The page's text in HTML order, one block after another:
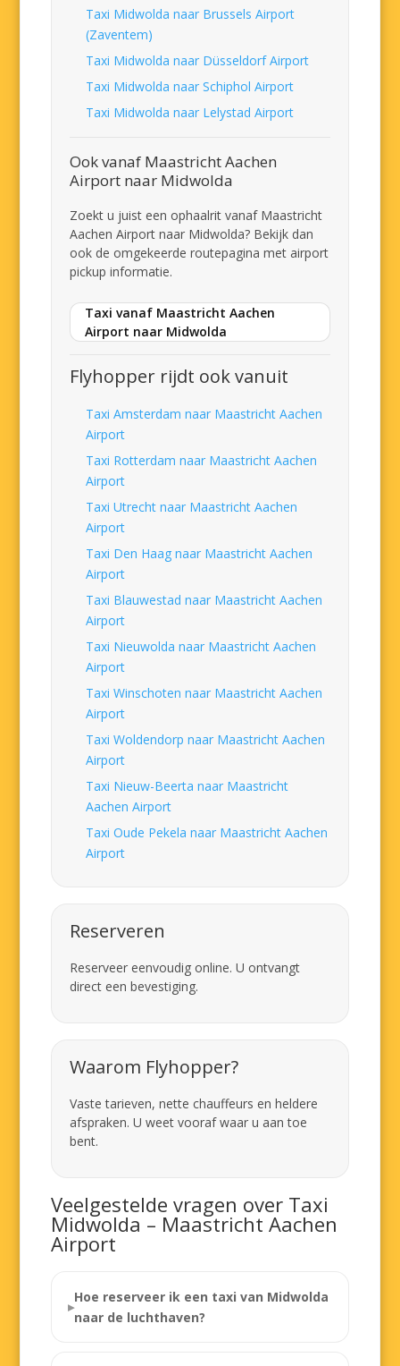
Taxi Midwolda naar Brussels Airport
(Zaventem)
Taxi Midwolda naar Düsseldorf Airport
Taxi Midwolda naar Schiphol Airport
Taxi Midwolda naar Lelystad Airport
Ook vanaf Maastricht Aachen
Airport naar Midwolda
Zoekt u juist een ophaalrit vanaf Maastricht
Aachen Airport naar Midwolda? Bekijk dan
ook de omgekeerde routepagina met airport
pickup informatie.
Taxi vanaf Maastricht Aachen
Airport naar Midwolda
Flyhopper rijdt ook vanuit
Taxi Amsterdam naar Maastricht Aachen
Airport
Taxi Rotterdam naar Maastricht Aachen
Airport
Taxi Utrecht naar Maastricht Aachen
Airport
Taxi Den Haag naar Maastricht Aachen
Airport
Taxi Blauwestad naar Maastricht Aachen
Airport
Taxi Nieuwolda naar Maastricht Aachen
Airport
Taxi Winschoten naar Maastricht Aachen
Airport
Taxi Woldendorp naar Maastricht Aachen
Airport
Taxi Nieuw-Beerta naar Maastricht
Aachen Airport
Taxi Oude Pekela naar Maastricht Aachen
Airport
Reserveren
Reserveer eenvoudig online. U ontvangt
direct een bevestiging.
Waarom Flyhopper?
Vaste tarieven, nette chauffeurs en heldere
afspraken. U weet vooraf waar u aan toe
bent.
Veelgestelde vragen over Taxi
Midwolda – Maastricht Aachen
Airport
Hoe reserveer ik een taxi van Midwolda
naar de luchthaven?